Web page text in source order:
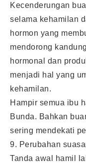
Kecenderungan
selama kehamilan
hormon yang
mendorong
hormonal dan
menjadi hal yang
kehamilan.
Hampir semua ibu
Bunda. Bahkan
sering mendekati
9. Perubahan
Tanda awal hamil